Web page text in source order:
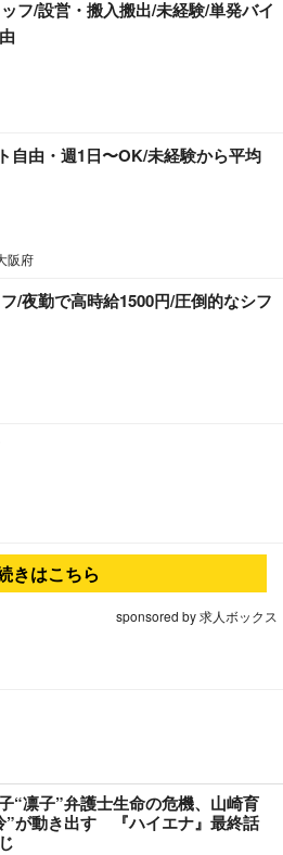
フ/設営・搬入搬出/未経験/単発バイ
自由・週1日〜OK/未経験から平均
阪府
/夜勤で高時給1500円/圧倒的なシフ
きはこちら
sponsored by 求人ボックス
“凛子”弁護士生命の危機、山崎育
”が動き出す 『ハイエナ』最終話